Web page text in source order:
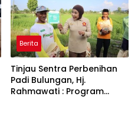
Berita
Tinjau Sentra Perbenihan
Padi Bulungan, Hj.
Rahmawati : Program